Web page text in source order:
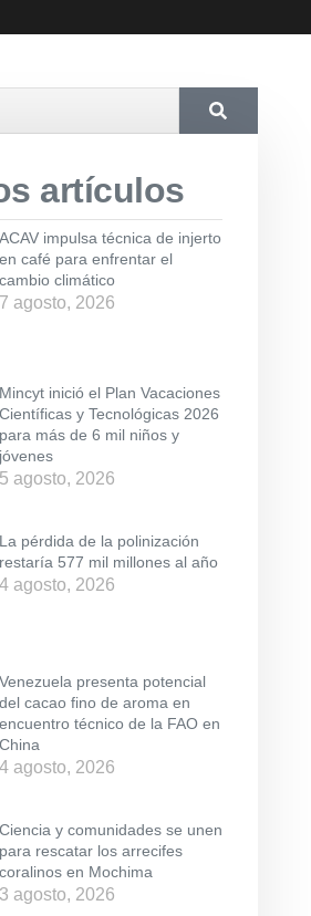
artículos
ACAV impulsa técnica de injerto
en café para enfrentar el
cambio climático
7 agosto, 2026
Mincyt inició el Plan Vacaciones
Científicas y Tecnológicas 2026
para más de 6 mil niños y
jóvenes
5 agosto, 2026
La pérdida de la polinización
restaría 577 mil millones al año
4 agosto, 2026
Venezuela presenta potencial
del cacao fino de aroma en
encuentro técnico de la FAO en
China
4 agosto, 2026
Ciencia y comunidades se unen
para rescatar los arrecifes
coralinos en Mochima
3 agosto, 2026